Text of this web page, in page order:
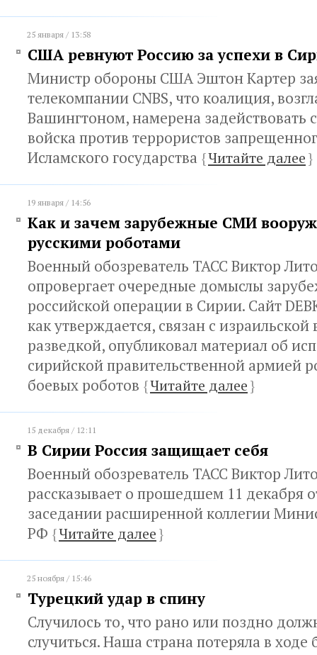
25 января / 13:58
США ревнуют Россию за успехи в
Министр обороны США Эштон Картер
телекомпании CNBS, что коалиция,
Вашингтоном, намерена задействовать
войска против террористов
Исламского государства {Читайте далее}
19 января / 14:56
Как и зачем зарубежные СМИ
русскими роботами
Военный обозреватель ТАСС Виктор
опровергает очередные домыслы
российской операции в Сирии. Сайт
как утверждается, связан с
разведкой, опубликовал материал об
сирийской правительственной армией
боевых роботов {Читайте далее}
15 декабря / 12:11
В Сирии Россия защищает себя
Военный обозреватель ТАСС Виктор
рассказывает о прошедшем 11 декабря
заседании расширенной коллегии
РФ {Читайте далее}
25 ноября / 15:46
Турецкий удар в спину
Случилось то, что рано или поздно
случиться. Наша страна потеряла в